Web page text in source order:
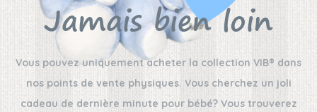
Jamais bien loin
Vous pouvez uniquement acheter la collection VIB® dans
nos points de vente physiques. Vous cherchez un joli
cadeau de dernière minute pour bébé? Vous trouverez